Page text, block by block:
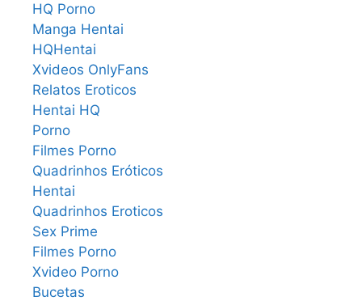
HQ Porno
Manga Hentai
HQHentai
Xvideos OnlyFans
Relatos Eroticos
Hentai HQ
Porno
Filmes Porno
Quadrinhos Eróticos
Hentai
Quadrinhos Eroticos
Sex Prime
Filmes Porno
Xvideo Porno
Bucetas